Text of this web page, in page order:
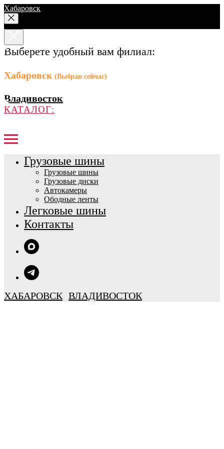
Хабаровск
Выберете удобный вам филиал:
Хабаровск (Выбран сейчас)
Владивосток
КАТАЛОГ:
Грузовые шины
Грузовые шины
Грузовые диски
Автокамеры
Ободные ленты
Легковые шины
Контакты
ХАБАРОВСК ВЛАДИВОСТОК